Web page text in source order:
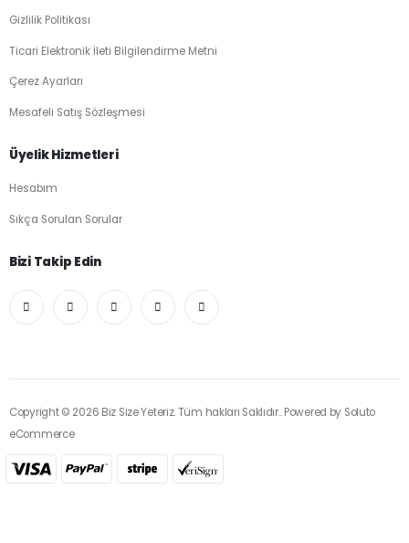
Gizlilik Politikası
Ticari Elektronik İleti Bilgilendirme Metni
Çerez Ayarları
Mesafeli Satış Sözleşmesi
Üyelik Hizmetleri
Hesabım
Sıkça Sorulan Sorular
Bizi Takip Edin
Copyright © 2026 Biz Size Yeteriz. Tüm hakları Saklıdır.. Powered by Soluto
eCommerce